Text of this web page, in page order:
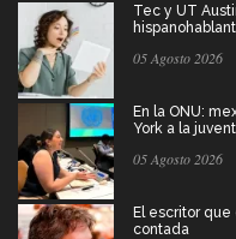
Tec y UT
05 Agosto 2026
En la ONU:
York a la
05 Agosto 2026
El escritor
contada